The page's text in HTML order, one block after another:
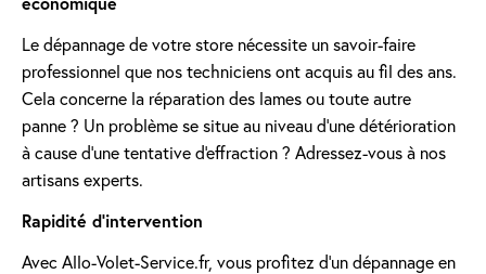
Le dépannage de votre store nécessite un savoir-faire
professionnel que nos techniciens ont acquis au fil des ans.
Cela concerne la réparation des lames ou toute autre
panne ? Un problème se situe au niveau d'une détérioration
à cause d'une tentative d'effraction ? Adressez-vous à nos
artisans experts.
Rapidité d'intervention
Avec Allo-Volet-Service.fr, vous profitez d'un dépannage en